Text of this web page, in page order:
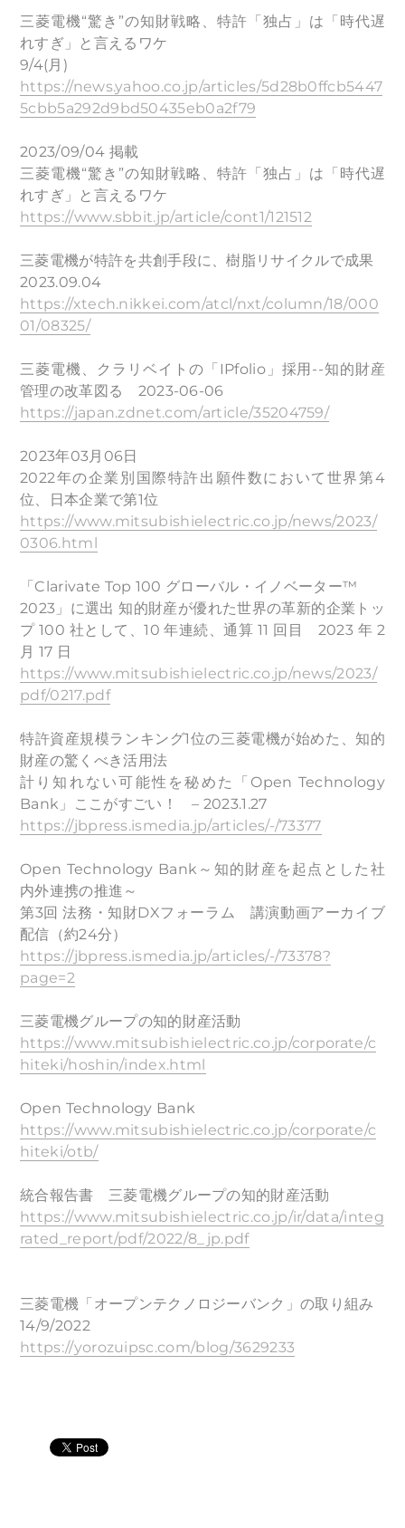
三菱電機“驚き”の知財戦略、特許「独占」は「時代遅
れすぎ」と言えるワケ
9/4(月)
https://news.yahoo.co.jp/articles/5d28b0ffcb5447
5cbb5a292d9bd50435eb0a2f79
2023/09/04 掲載
三菱電機“驚き”の知財戦略、特許「独占」は「時代遅
れすぎ」と言えるワケ
https://www.sbbit.jp/article/cont1/121512
三菱電機が特許を共創手段に、樹脂リサイクルで成果
2023.09.04
https://xtech.nikkei.com/atcl/nxt/column/18/000
01/08325/
三菱電機、クラリベイトの「IPfolio」採用--知的財産
管理の改革図る 2023-06-06
https://japan.zdnet.com/article/35204759/
2023年03月06日
2022年の企業別国際特許出願件数において世界第4
位、日本企業で第1位
https://www.mitsubishielectric.co.jp/news/2023/
0306.html
「Clarivate Top 100 グローバル・イノベーター™
2023」に選出 知的財産が優れた世界の革新的企業トッ
プ 100 社として、10 年連続、通算 11 回目 2023 年 2
月 17 日
https://www.mitsubishielectric.co.jp/news/2023/
pdf/0217.pdf
特許資産規模ランキング1位の三菱電機が始めた、知的
財産の驚くべき活用法
計り知れない可能性を秘めた「Open Technology
Bank」ここがすごい！ – 2023.1.27
https://jbpress.ismedia.jp/articles/-/73377
Open Technology Bank～知的財産を起点とした社
内外連携の推進～
第3回 法務・知財DXフォーラム 講演動画アーカイブ
配信（約24分）
https://jbpress.ismedia.jp/articles/-/73378?
page=2
三菱電機グループの知的財産活動
https://www.mitsubishielectric.co.jp/corporate/c
hiteki/hoshin/index.html
Open Technology Bank
https://www.mitsubishielectric.co.jp/corporate/c
hiteki/otb/
統合報告書 三菱電機グループの知的財産活動
https://www.mitsubishielectric.co.jp/ir/data/integ
rated_report/pdf/2022/8_jp.pdf
三菱電機「オープンテクノロジーバンク」の取り組み
14/9/2022
https://yorozuipsc.com/blog/3629233